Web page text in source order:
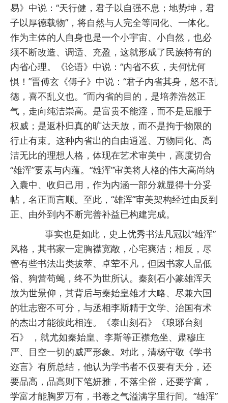
易》中说：“天行健，君子以自强不息；地势坤，君
子以厚德载物”，将自然与人完全等同化、一体化。
作为主体的人自身也是一个小宇宙、小自然，也必
须不断改造、调适、充盈，这就形成了民族特有的
内省心理。《论语》中说：“内省不疚，夫何忧何
惧！”晋傅玄《傅子》中说：“君子内省其身，怒不乱
德，喜不乱义也。”而内省的目的，是培养浩然正
气，走向纯洁崇高。是富贵不能淫，而不是屈服于
权威；是返朴归真的旷达天放，而不是拘于物限的
行止有束。这种内省出的自由逍遥、万物同化、高
洁无比的理想人格，体现在艺术审美中，高度切合
“雄浑”要素与内蕴。“雄浑”审美将人格的伟大高尚纳
入囊中、收归己用，作为内涵一部分就显得十分妥
帖，名正而言顺。至此，“雄浑”审美架构经过由反到
正、由外到内不断完善补益已构建完成。
事实也是如此，史上优秀书法凡冠以“雄浑”
风格，其书家一定胸襟宽敞，心宅爽洁；相反，尽
管有些书法出类拔萃、卓荤不凡，但因书家人品低
俗、狗营苟蝇，终不为世所认。秦刻石小篆雄浑天
放为世景仰，其背后与秦始皇雄才大略、尽兼六国
的壮志密不可分，与丞相李斯精于文学、治国有术
的杰出才能彼此相连。《泰山刻石》《琅琊台刻
石》 ，就尤如秦始皇、李斯等正襟危坐、肃穆庄
严、目空一切的威严形象。对此，清杨守敬《学书
迩言》有所总结，他认为学书者不仅要有天分，还
要品高，品高则下笔妍雅，不落尘俗，还要学富，
学富才能胸罗万有，书卷之气溢满字里行间。“雄浑”